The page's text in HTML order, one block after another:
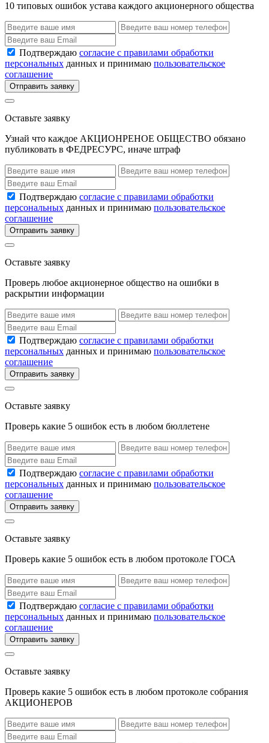
10 типовых ошибок устава каждого акционерного общества
Подтверждаю согласие с правилами обработки
персональных данных и принимаю пользовательское
соглашение
Отправить заявку
Оставьте заявку
Узнай что каждое АКЦИОНРЕНОЕ ОБЩЕСТВО обязано
публиковать в ФЕДРЕСУРС, иначе штраф
Подтверждаю согласие с правилами обработки
персональных данных и принимаю пользовательское
соглашение
Отправить заявку
Оставьте заявку
Проверь любое акционерное общество на ошибки в
раскрытии информации
Подтверждаю согласие с правилами обработки
персональных данных и принимаю пользовательское
соглашение
Отправить заявку
Оставьте заявку
Проверь какие 5 ошибок есть в любом бюллетене
Подтверждаю согласие с правилами обработки
персональных данных и принимаю пользовательское
соглашение
Отправить заявку
Оставьте заявку
Проверь какие 5 ошибок есть в любом протоколе ГОСА
Подтверждаю согласие с правилами обработки
персональных данных и принимаю пользовательское
соглашение
Отправить заявку
Оставьте заявку
Проверь какие 5 ошибок есть в любом протоколе собрания
АКЦИОНЕРОВ